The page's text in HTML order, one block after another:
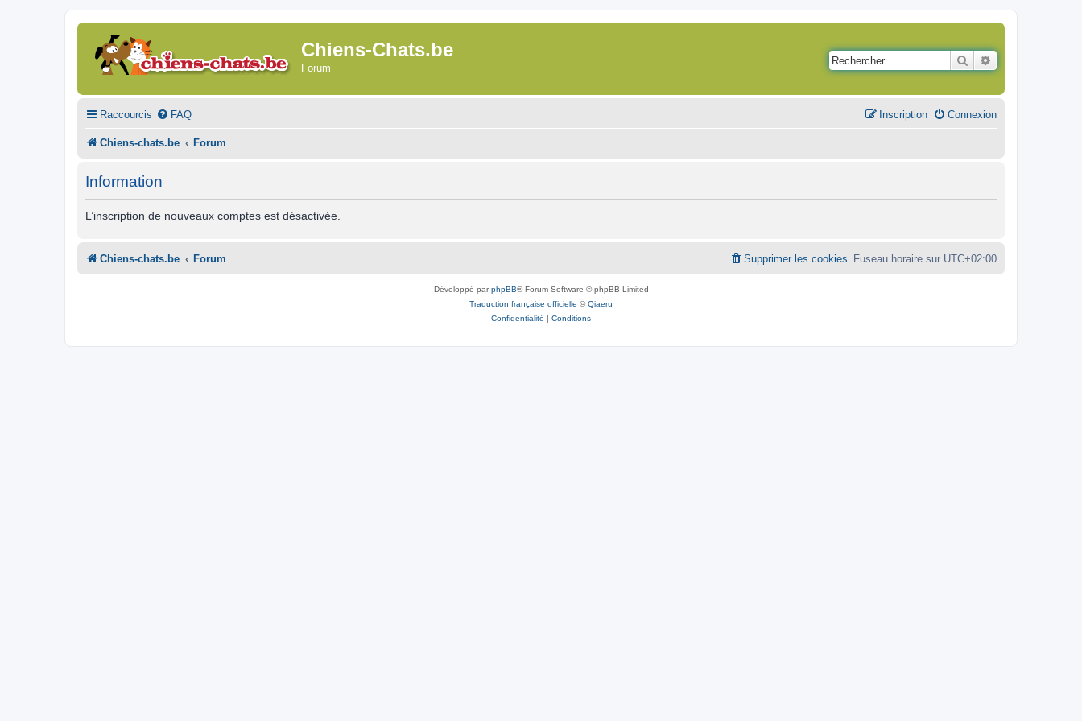
Chiens-Chats.be
Forum
Rechercher
Raccourcis FAQ Connexion
Inscription
Chiens-chats.be Forum
Information
L’inscription de nouveaux comptes est désactivée.
Chiens-chats.be Forum Fuseau horaire sur UTC+02:00
Supprimer les cookies
Développé parphpBB® Forum Software © phpBB Limited
Traduction française officielle ©Qiaeru
Confidentialité | Conditions